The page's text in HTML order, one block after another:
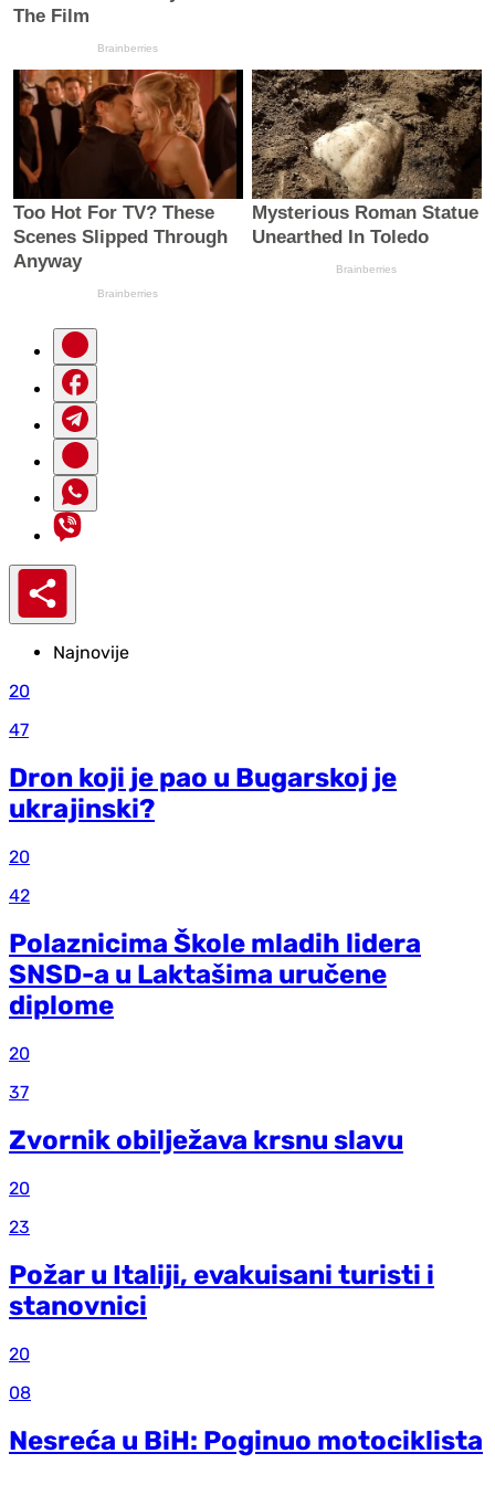
Najnovije
20
47
Dron koji je pao u Bugarskoj je
ukrajinski?
20
42
Polaznicima Škole mladih lidera
SNSD-a u Laktašima uručene
diplome
20
37
Zvornik obilježava krsnu slavu
20
23
Požar u Italiji, evakuisani turisti i
stanovnici
20
08
Nesreća u BiH: Poginuo motociklista